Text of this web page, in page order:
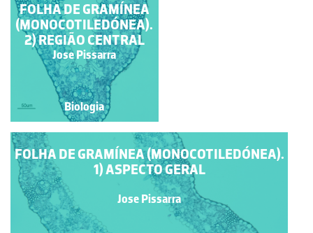
BAINHA
PERIVASCULAR EM
PLANTAS C4 -
ANATOMIA DE
KRANZ.
Jose Pissarra
Biologia
FOLHA DE GRAMÍNEA (MONOCOTILEDÓNEA).
1) ASPECTO GERAL
Jose Pissarra
FOLHA DE GRAMÍNEA
(MONOCOTILEDÓNEA).
2) REGIÃO CENTRAL
Jose Pissarra
Biologia